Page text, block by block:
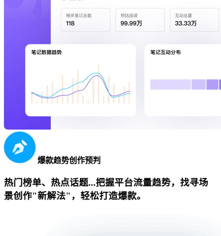
爆款趋势创作预判
热门榜单、热点话题...把握平台流量趋势，找寻场
景创作"新解法"，轻松打造爆款。